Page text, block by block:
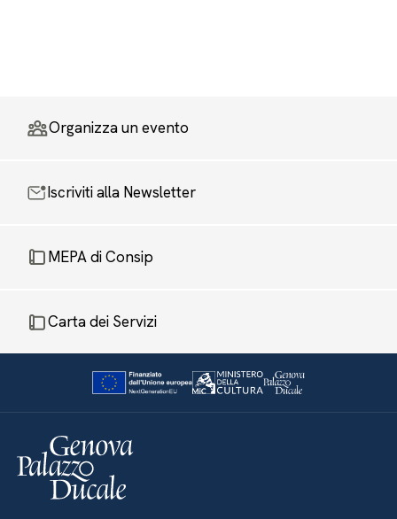
Organizza un evento
Iscriviti alla Newsletter
MEPA di Consip
Carta dei Servizi